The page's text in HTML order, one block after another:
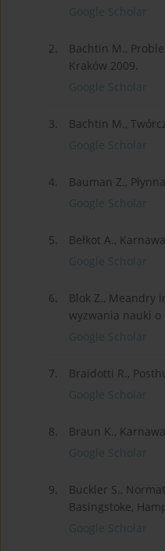
Google Scholar
2.
Bachtin M.,
Kraków 2009.
Google Scholar
3.
Bachtin M.,
Google Scholar
4.
Bauman Z.,
Google Scholar
5.
Bełkot A.,
Google Scholar
6.
Blok Z., Meandry
wyzwania nauki o
Google Scholar
7.
Braidotti R.,
Google Scholar
8.
Braun K.,
Google Scholar
9.
Buckler S.,
Basingstoke,
Google Scholar